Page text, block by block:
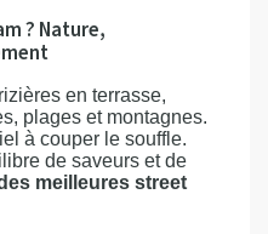
? Nature,
rizières en terrasse,
plages et montagnes.
à couper le souffle.
de saveurs et de
meilleures street